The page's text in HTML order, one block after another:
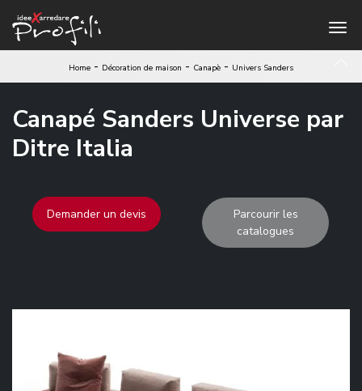
Home - Décoration de maison - Canapè - Univers Sanders
Canapé Sanders Universe par
Ditre Italia
Demander un devis
Parcourir les
catalogues